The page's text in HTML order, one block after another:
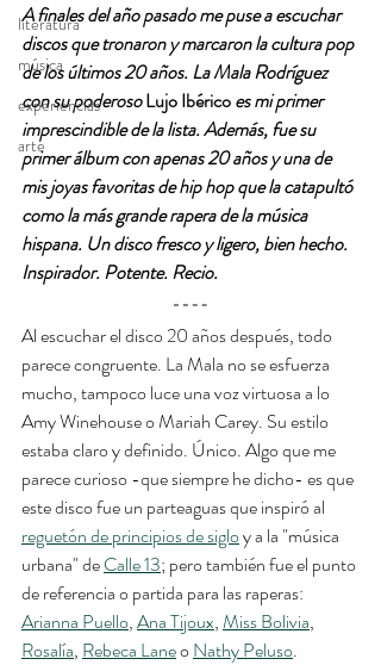
literatura
música
experiencias
arte
A finales del año pasado me puse a escuchar
discos que tronaron y marcaron la cultura pop
de los últimos 20 años. La Mala Rodríguez
con su poderoso Lujo Ibérico es mi primer
imprescindible de la lista. Además, fue su
primer álbum con apenas 20 años y una de
mis joyas favoritas de hip hop que la catapultó
como la más grande rapera de la música
hispana. Un disco fresco y ligero, bien hecho.
Inspirador. Potente. Recio.
Al escuchar el disco 20 años después, todo
parece congruente. La Mala no se esfuerza
mucho, tampoco luce una voz virtuosa a lo
Amy Winehouse o Mariah Carey. Su estilo
estaba claro y definido. Único. Algo que me
parece curioso -que siempre he dicho- es que
este disco fue un parteaguas que inspiró al
reguetón de principios de siglo y a la "música
urbana" de Calle 13; pero también fue el punto
de referencia o partida para las raperas:
Arianna Puello, Ana Tijoux, Miss Bolivia,
Rosalía, Rebeca Lane o Nathy Peluso.